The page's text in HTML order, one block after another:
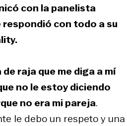
con la panelista
respondió con todo a su
raja que me diga a mí
no le estoy diciendo
no era mi pareja.
le debo un respeto y una